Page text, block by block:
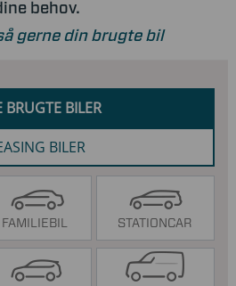
behov.
gerne din brugte bil
BRUGTE BILER
BILER
FAMILIEBIL STATIONCAR